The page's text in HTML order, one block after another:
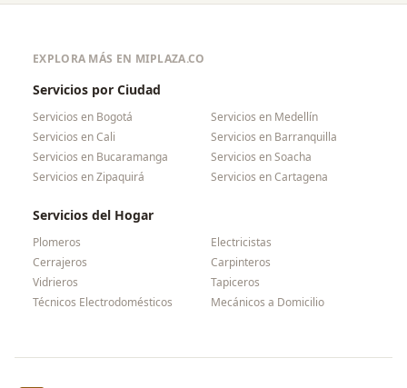
EXPLORA MÁS EN MIPLAZA.CO
Servicios por Ciudad
Servicios en Bogotá Servicios en Medellín
Servicios enCali Servicios en Barranquilla
Servicios en Bucaramanga Servicios enSoacha
Servicios enZipaquirá Servicios enCartagena
Servicios del Hogar
Plomeros
Electricistas
Cerrajeros
Carpinteros
Vidrieros
Tapiceros
Técnicos Electrodomésticos
Mecánicos a Domicilio